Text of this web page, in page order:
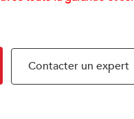
Contacter un expert